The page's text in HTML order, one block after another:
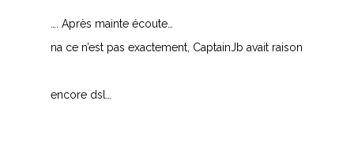
…. Après mainte écoute…
na ce n’est pas exactement, CaptainJb avait raison
encore dsl…